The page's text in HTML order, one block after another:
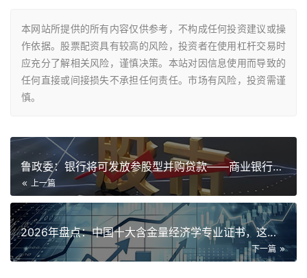
本网站所提供的所有内容仅供参考，不构成任何投资建议或操
作依据。股票配资具有较高的风险，投资者在使用杠杆交易时
应充分了解相关风险，谨慎决策。本站对因信息使用而导致的
任何直接或间接损失不承担任何责任。市场有风险，投资需谨
慎。
鲁政委：银行将可发放参股型并购贷款——商业银行并购贷款管理办
上一篇
2026年盘点：中国十大含金量经济学专业证书，这几本考下来真
下一篇